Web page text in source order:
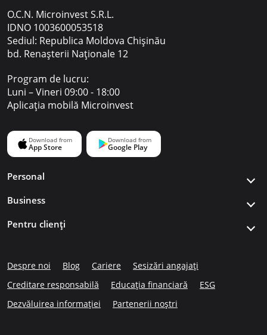
O.C.N. Microinvest S.R.L.
IDNO 1003600053518
Sediul: Republica Moldova Chișinău
bd. Renașterii Naționale 12
Program de lucru:
Luni – Vineri 09:00 - 18:00
Aplicația mobilă Microinvest
Personal
Business
Pentru clienți
Despre noi Blog Cariere
Sesizări angajați
Creditare responsabilă
Educația financiară
ESG
Dezvăluirea informației
Partenerii noștri